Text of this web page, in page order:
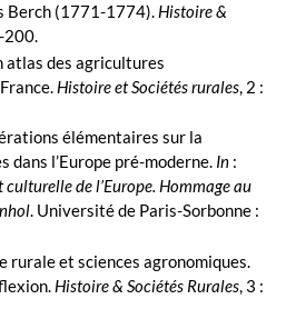
Berch (1771-1774). Histoire &
200.
atlas des agricultures
Histoire et Sociétés rurales, 2 :
élémentaires sur la
dans l’Europe pré-moderne. In:
de l’Europe. Hommage au
. Université de Paris-Sorbonne :
rurale et sciences agronomiques.
Histoire & Sociétés Rurales, 3 :